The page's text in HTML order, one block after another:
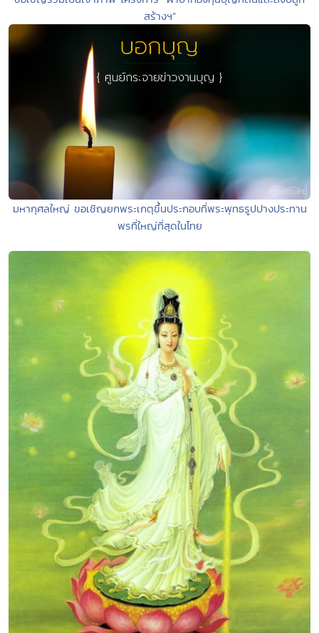
สร้างฯ”
มหากุศลใหญ่ ขอเชิญยกพระเกตุขึ้นประกอบที่พระพุทธรูปปางประทาน
พรที่ใหญ่ที่สุดในไทย